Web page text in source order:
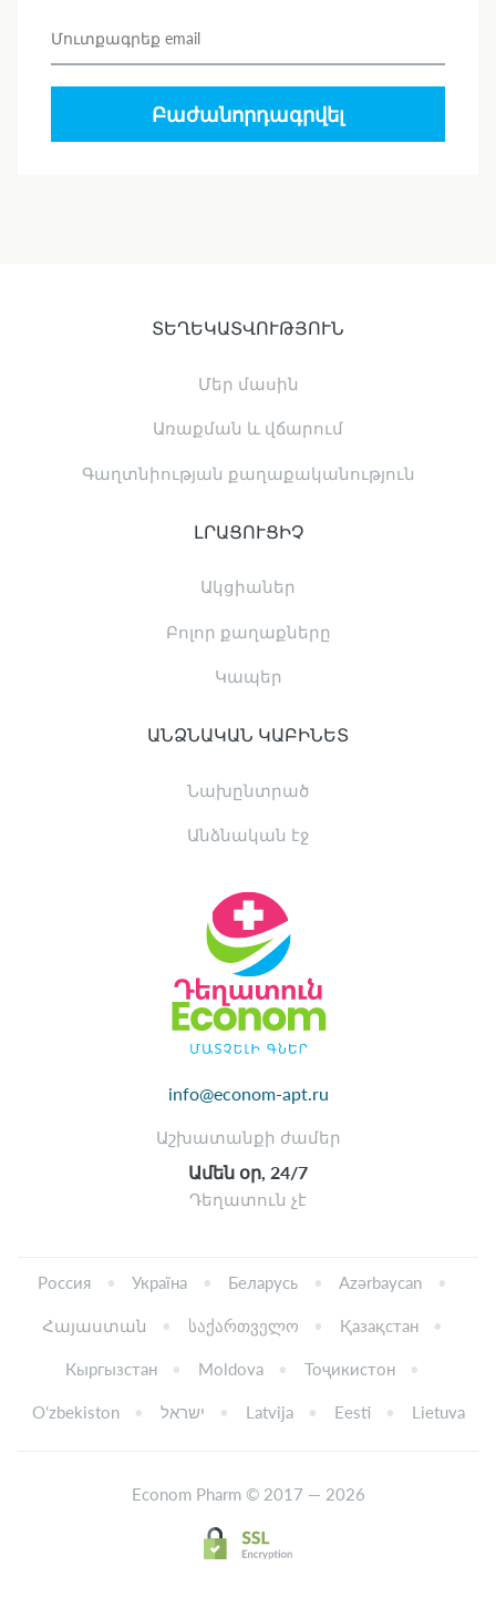
Բաժանորդագրվել
info@econom-apt.ru
Աշխատանքի ժամեր
Ամեն օր, 24/7
Դեղատուն չէ
ՏԵՂԵԿԱՏՎՈՒԹՅՈՒՆ
Մեր մասին
Առաքման և վճարում
Գաղտնիության քաղաքականություն
ԼՐԱՑՈՒՑԻՉ
Ակցիաներ
Բոլոր քաղաքները
Կապեր
ԱՆՁՆԱԿԱՆ ԿԱԲԻՆԵՏ
Նախընտրած
Անձնական էջ
Россия Україна Беларусь Azərbaycan
Հայաստան საქართველო Қазақстан
Кыргызстан Moldova Тоҷикистон
Oʻzbekiston ישראל Latvija Eesti Lietuva
Econom Pharm © 2017 — 2026